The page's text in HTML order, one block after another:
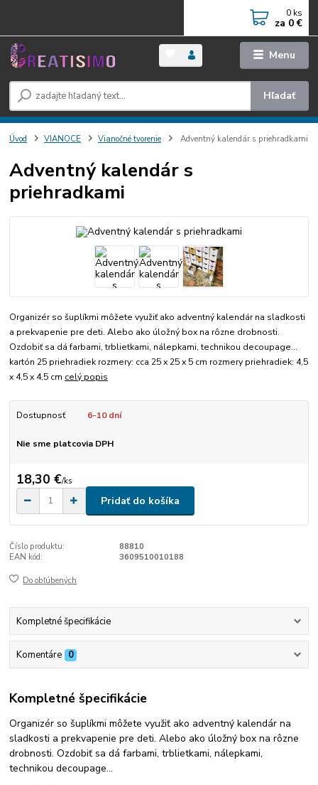
Menu
Hľadať
0 ks
za 0 €
Úvod VIANOCE Vianočné tvorenie Adventný kalendár s priehradkami
Adventný kalendár s
priehradkami
Organizér so šuplíkmi môžete využiť ako adventný kalendár na sladkosti
a prekvapenie pre deti. Alebo ako úložný box na rôzne drobnosti.
Ozdobiť sa dá farbami, trblietkami, nálepkami, technikou decoupage...
kartón 25 priehradiek rozmery: cca 25 x 25 x 5 cm rozmery priehradiek: 4,5
x 4,5 x 4,5 cm celý popis
Dostupnosť 6-10 dní
Nie sme platcovia DPH
18,30 €/ks
Pridať do košíka
Číslo produktu:
88810
EAN kód:
3609510010188
Do obľúbených
Kompletné špecifikácie
Komentáre 0
Kompletné špecifikácie
Organizér so šuplíkmi môžete využiť ako adventný kalendár na
sladkosti a prekvapenie pre deti. Alebo ako úložný box na rôzne
drobnosti. Ozdobiť sa dá farbami, trblietkami, nálepkami,
technikou decoupage...